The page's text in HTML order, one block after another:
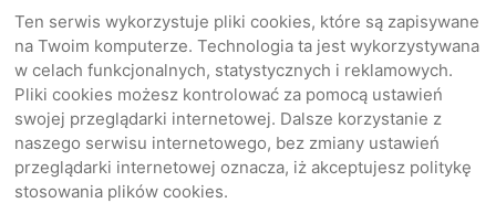
Ten serwis wykorzystuje pliki cookies, które są zapisywane
na Twoim komputerze. Technologia ta jest wykorzystywana
w celach funkcjonalnych, statystycznych i reklamowych.
Pliki cookies możesz kontrolować za pomocą ustawień
swojej przeglądarki internetowej. Dalsze korzystanie z
naszego serwisu internetowego, bez zmiany ustawień
przeglądarki internetowej oznacza, iż akceptujesz politykę
stosowania plików cookies.